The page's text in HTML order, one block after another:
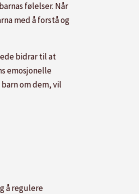
følelser. Når
med å forstå og
bidrar til at
emosjonelle
om dem, vil
å regulere